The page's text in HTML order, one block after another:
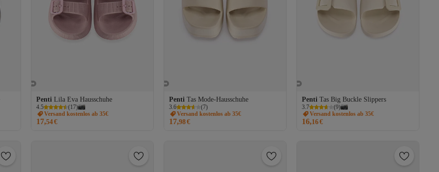
Penti Lila Eva Hausschuhe
4.5 (17)
Versand kostenlos ab 35€
17,54€
Penti Tas Mode-Hausschuhe
3.6 (7)
Versand kostenlos ab 35€
17,98€
Penti Tas Big Buckle Slippers
3.7 (9)
Versand kostenlos ab 35€
16,16€